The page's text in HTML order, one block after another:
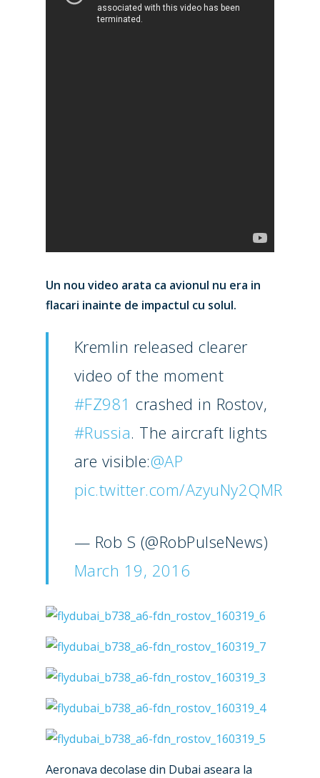
Un nou video arata ca avionul nu era in
flacari inainte de impactul cu solul.
Kremlin released clearer
video of the moment
#FZ981 crashed in Rostov,
#Russia. The aircraft lights
are visible:@AP
pic.twitter.com/AzyuNy2QMR
— Rob S (@RobPulseNews)
March 19, 2016
Aeronava decolase din Dubai aseara la